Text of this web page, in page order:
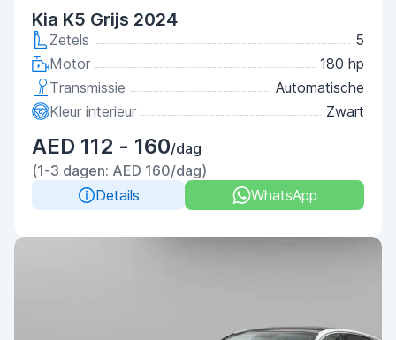
Kia K5 Grijs 2024
Zetels
5
Motor
180 hp
Transmissie
Automatische
Kleur interieur
Zwart
AED 112 - 160/dag
(1-3 dagen: AED 160/dag)
Details
WhatsApp